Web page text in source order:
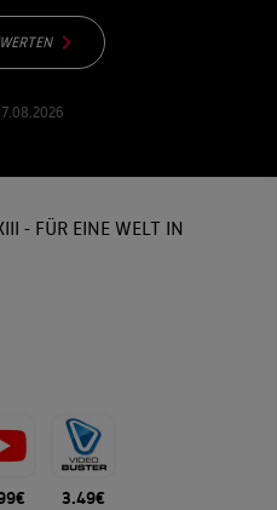
- FÜR EINE WELT IN
3.49€